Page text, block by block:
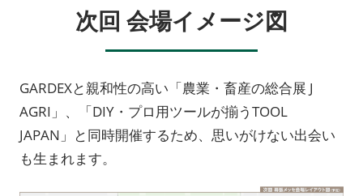
次回 会場イメージ図
GARDEXと親和性の高い「農業・畜産の総合展 J
AGRI」、「DIY・プロ用ツールが揃うTOOL
JAPAN」と同時開催するため、思いがけない出会い
も生まれます。